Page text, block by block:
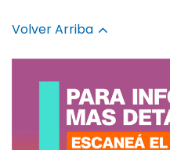
Volver Arriba